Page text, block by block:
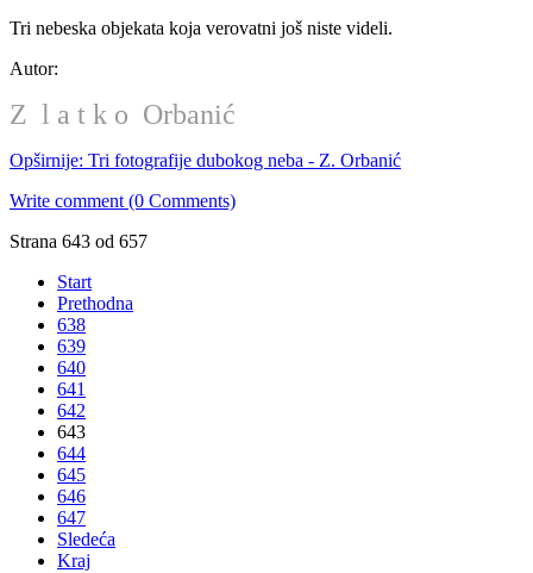
Tri nebeska objekata koja verovatni još niste videli.
Autor:
Z l a t k o Orbanić
Opširnije: Tri fotografije dubokog neba - Z. Orbanić
Write comment (0 Comments)
Strana 643 od 657
Start
Prethodna
638
639
640
641
642
643
644
645
646
647
Sledeća
Kraj